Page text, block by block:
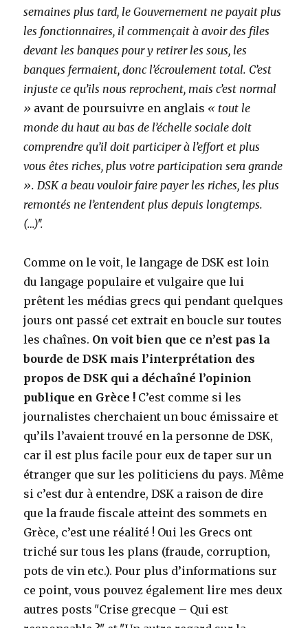
semaines plus tard, le Gouvernement ne payait plus
les fonctionnaires, il commençait à avoir des files
devant les banques pour y retirer les sous, les
banques fermaient, donc l’écroulement total. C’est
injuste ce qu’ils nous reprochent, mais c’est normal
» avant de poursuivre en anglais « tout le
monde du haut au bas de l’échelle sociale doit
comprendre qu’il doit participer à l’effort et plus
vous êtes riches, plus votre participation sera grande
». DSK a beau vouloir faire payer les riches, les plus
remontés ne l’entendent plus depuis longtemps.
(…)ʺ.
Comme on le voit, le langage de DSK est loin
du langage populaire et vulgaire que lui
prêtent les médias grecs qui pendant quelques
jours ont passé cet extrait en boucle sur toutes
les chaînes. On voit bien que ce n’est pas la
bourde de DSK mais l’interprétation des
propos de DSK qui a déchaîné l’opinion
publique en Grèce ! C’est comme si les
journalistes cherchaient un bouc émissaire et
qu’ils l’avaient trouvé en la personne de DSK,
car il est plus facile pour eux de taper sur un
étranger que sur les politiciens du pays. Même
si c’est dur à entendre, DSK a raison de dire
que la fraude fiscale atteint des sommets en
Grèce, c’est une réalité ! Oui les Grecs ont
triché sur tous les plans (fraude, corruption,
pots de vin etc.). Pour plus d’informations sur
ce point, vous pouvez également lire mes deux
autres posts ʺCrise grecque – Qui est